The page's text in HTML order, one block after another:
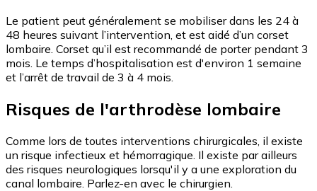
Le patient peut généralement se mobiliser dans les 24 à
48 heures suivant l’intervention, et est aidé d’un corset
lombaire. Corset qu’il est recommandé de porter pendant 3
mois. Le temps d’hospitalisation est d'environ 1 semaine
et l’arrêt de travail de 3 à 4 mois.
Risques de l'arthrodèse lombaire
Comme lors de toutes interventions chirurgicales, il existe
un risque infectieux et hémorragique. Il existe par ailleurs
des risques neurologiques lorsqu'il y a une exploration du
canal lombaire. Parlez-en avec le chirurgien.